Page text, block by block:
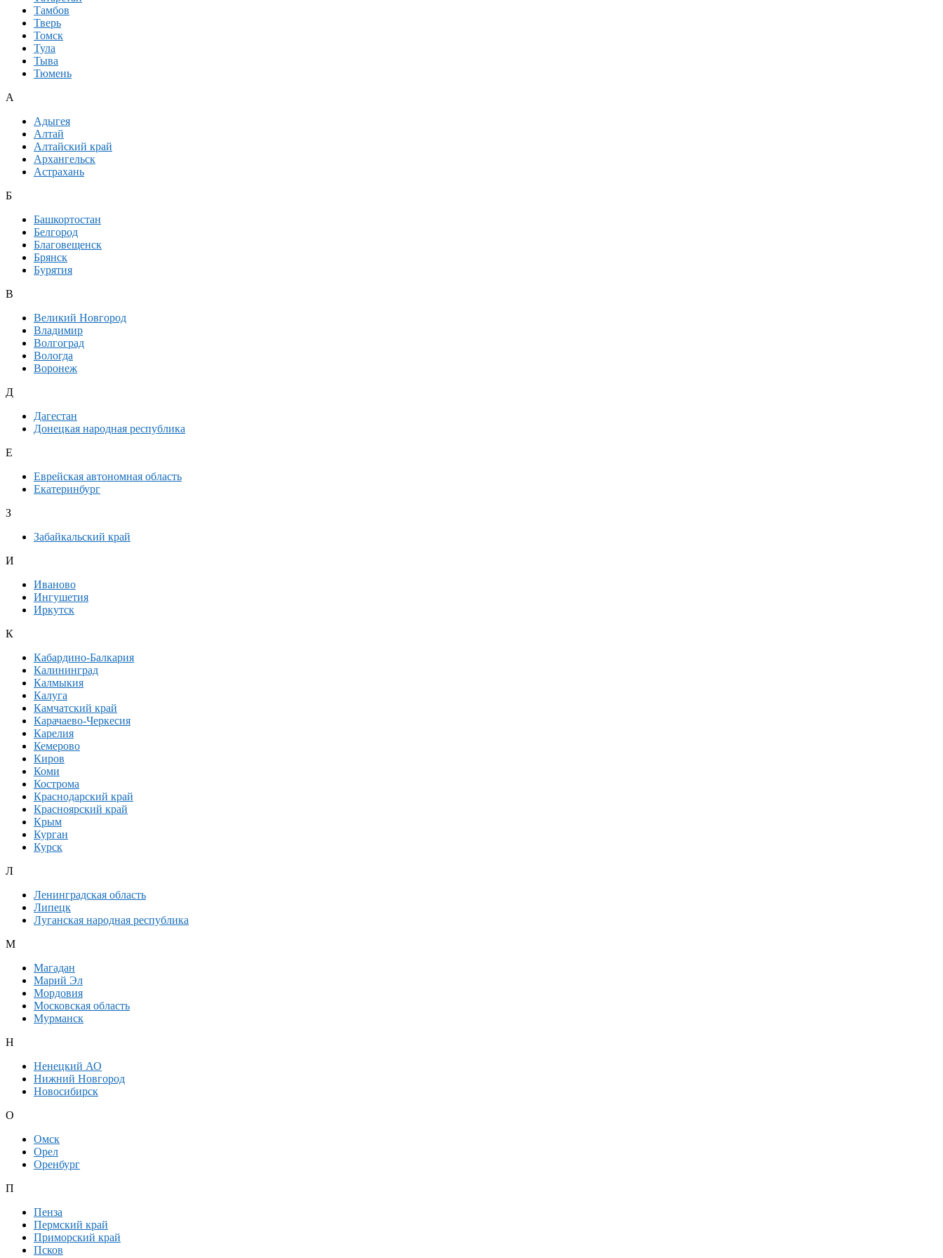
Тамбов
Тверь
Томск
Тула
Тыва
Тюмень
А
Адыгея
Алтай
Алтайский край
Архангельск
Астрахань
Б
Башкортостан
Белгород
Благовещенск
Брянск
Бурятия
В
Великий Новгород
Владимир
Волгоград
Вологда
Воронеж
Д
Дагестан
Донецкая народная республика
Е
Еврейская автономная область
Екатеринбург
З
Забайкальский край
И
Иваново
Ингушетия
Иркутск
К
Кабардино-Балкария
Калининград
Калмыкия
Калуга
Камчатский край
Карачаево-Черкесия
Карелия
Кемерово
Киров
Коми
Кострома
Краснодарский край
Красноярский край
Крым
Курган
Курск
Л
Ленинградская область
Липецк
Луганская народная республика
М
Магадан
Марий Эл
Мордовия
Московская область
Мурманск
Н
Ненецкий АО
Нижний Новгород
Новосибирск
О
Омск
Орел
Оренбург
П
Пенза
Пермский край
Приморский край
Псков